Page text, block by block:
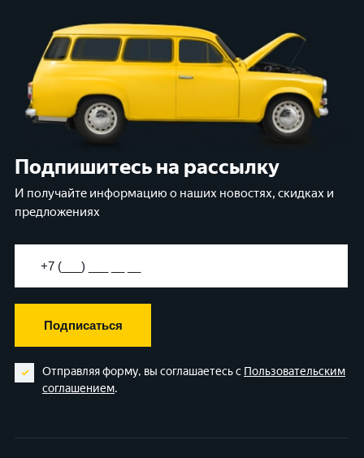
Подпишитесь на рассылку
И получайте информацию о наших новостях, скидках и
предложениях
Подписаться
Отправляя форму, вы соглашаетесь с Пользовательским
соглашением.